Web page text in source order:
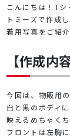
こんにちは！Tシ
トミーズで作成
着用写真をご紹介
【作成内容
今回は、物販用
白と黒のボディ
映えるめちゃく
フロントは左胸